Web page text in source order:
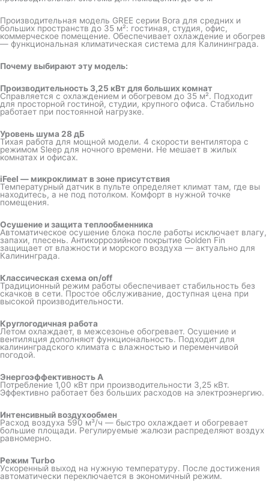
Производительная модель GREE серии Bora для средних и
больших пространств до 35 м²: гостиная, студия, офис,
коммерческое помещение. Обеспечивает охлаждение и обогрев
— функциональная климатическая система для Калининграда.
Почему выбирают эту модель:
Производительность 3,25 кВт для больших комнат
Справляется с охлаждением и обогревом до 35 м². Подходит
для просторной гостиной, студии, крупного офиса. Стабильно
работает при постоянной нагрузке.
Уровень шума 28 дБ
Тихая работа для мощной модели. 4 скорости вентилятора с
режимом Sleep для ночного времени. Не мешает в жилых
комнатах и офисах.
iFeel — микроклимат в зоне присутствия
Температурный датчик в пульте определяет климат там, где вы
находитесь, а не под потолком. Комфорт в нужной точке
помещения.
Осушение и защита теплообменника
Автоматическое осушение блока после работы исключает влагу,
запахи, плесень. Антикоррозийное покрытие Golden Fin
защищает от влажности и морского воздуха — актуально для
Калининграда.
Классическая схема on/off
Традиционный режим работы обеспечивает стабильность без
скачков в сети. Простое обслуживание, доступная цена при
высокой производительности.
Круглогодичная работа
Летом охлаждает, в межсезонье обогревает. Осушение и
вентиляция дополняют функциональность. Подходит для
калининградского климата с влажностью и переменчивой
погодой.
Энергоэффективность A
Потребление 1,00 кВт при производительности 3,25 кВт.
Эффективно работает без больших расходов на электроэнергию.
Интенсивный воздухообмен
Расход воздуха 590 м³/ч — быстро охлаждает и обогревает
большие площади. Регулируемые жалюзи распределяют воздух
равномерно.
Режим Turbo
Ускоренный выход на нужную температуру. После достижения
автоматически переключается в экономичный режим.